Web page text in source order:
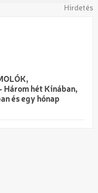
Hirdetés
Három hét Kínában,
és egy hónap